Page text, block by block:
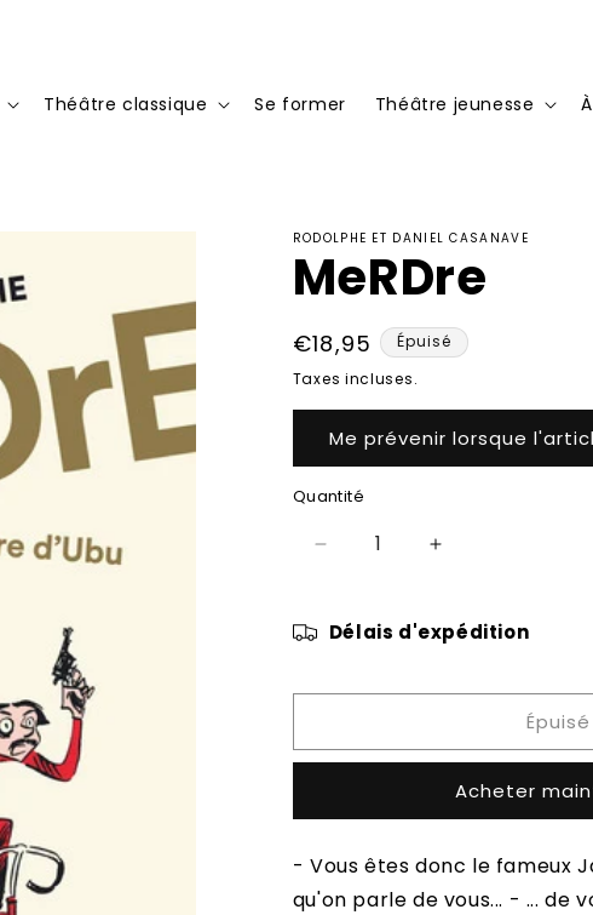
Théâtre classique Se former Théâtre jeunesse
RODOLPHE ET DANIEL CASANAVE
MeRDre
Prix
habituel
€18,95
Épuisé
Taxes incluses.
Me prévenir lorsque
Quantité
Réduire
de
Augmenter
de
Délais d'expédition
Épuisé
Acheter
- Vous êtes donc le fameux
qu'on parle de vous... - ... de